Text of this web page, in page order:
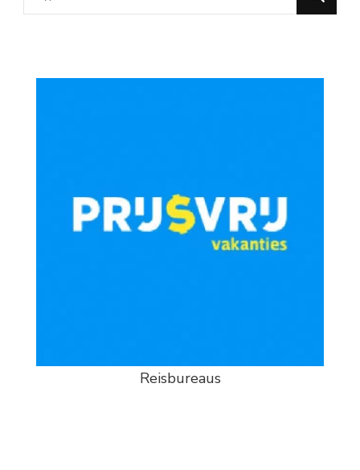
for
Reisbureaus